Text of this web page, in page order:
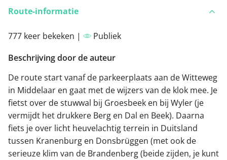
Route-informatie
777 keer bekeken |
Publiek
Beschrijving door de auteur
De route start vanaf de parkeerplaats aan de Witteweg
in Middelaar en gaat met de wijzers van de klok mee. Je
fietst over de stuwwal bij Groesbeek en bij Wyler (je
vermijdt het drukkere Berg en Dal en Beek). Daarna
fiets je over licht heuvelachtig terrein in Duitsland
tussen Kranenburg en Donsbrüggen (met ook de
serieuze klim van de Brandenberg (beide zijden, je kunt